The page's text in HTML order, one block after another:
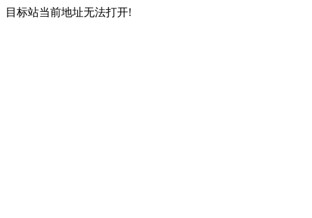
目标站当前地址无法打开!